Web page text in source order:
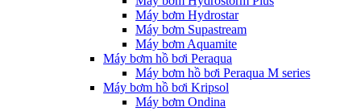
Máy bơm Hydrostar
Máy bơm Supastream
Máy bơm Aquamite
Máy bơm hồ bơi Peraqua
Máy bơm hồ bơi Peraqua M series
Máy bơm hồ bơi Kripsol
Máy bơm Ondina